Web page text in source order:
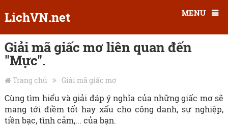
LichVN.net MENU
Giải mã giấc mơ liên quan đến
"Mực".
Trang chủ Giải mã giấc mơ
Cùng tìm hiểu và giải đáp ý nghĩa của những giấc mơ sẽ
mang tới điềm tốt hay xấu cho công danh, sự nghiệp,
tiền bạc, tình cảm,... của bạn.